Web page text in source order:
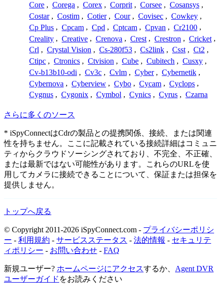
Core , Corega , Corex , Corprit , Corsee , Cosansys ,
Costar , Costim , Cotier , Cour , Covisec , Cowkey ,
Cp Plus , Cpcam , Cpd , Cptcam , Cpvan , Cr2100 ,
Creality , Creative , Crenova , Crest , Crestron , Cricket ,
Crl , Crystal Vision , Cs-280f53 , Cs2link , Csst , Ct2 ,
Ctipc , Ctronics , Ctvision , Cube , Cubitech , Cusxy ,
Cv-b13b10-odi , Cv3c , Cvlm , Cyber , Cybernetik ,
Cybernova , Cyberview , Cybo , Cycam , Cyclops ,
Cygnus , Cygonix , Cymbol , Cynics , Cyrus , Czarna
さらに多くのソース
* iSpyConnectはCdrの製品との提携関係、接続、または関連
性を持ちません。ここに記載されている接続詳細はコミュニ
ティからクラウドソーシングされており、不完全、不正確、
または最新ではない可能性があります。これらのURLを使
用してカメラに接続できることについて、保証または担保を
提供しません。
トップへ戻る
© Copyright 2011-2026 iSpyConnect.com - プライバシーポリシ
ー - 利用規約 - サービスステータス - 法的情報 - セキュリテ
ィポリシー - お問い合わせ - FAQ
新規ユーザー? ホームページにアクセスするか、 Agent DVR
ユーザーガイド をお読みください